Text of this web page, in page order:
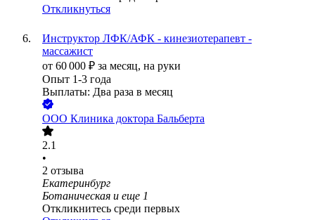
Откликнуться
Инструктор ЛФК/АФК - кинезиотерапевт -
массажист
от 60 000 ₽ за месяц, на руки
Опыт 1-3 года
Выплаты: Два раза в месяц
ООО Клиника доктора Бальберта
2.1
•
2 отзыва
Екатеринбург
Ботаническая и еще 1
Откликнитесь среди первых